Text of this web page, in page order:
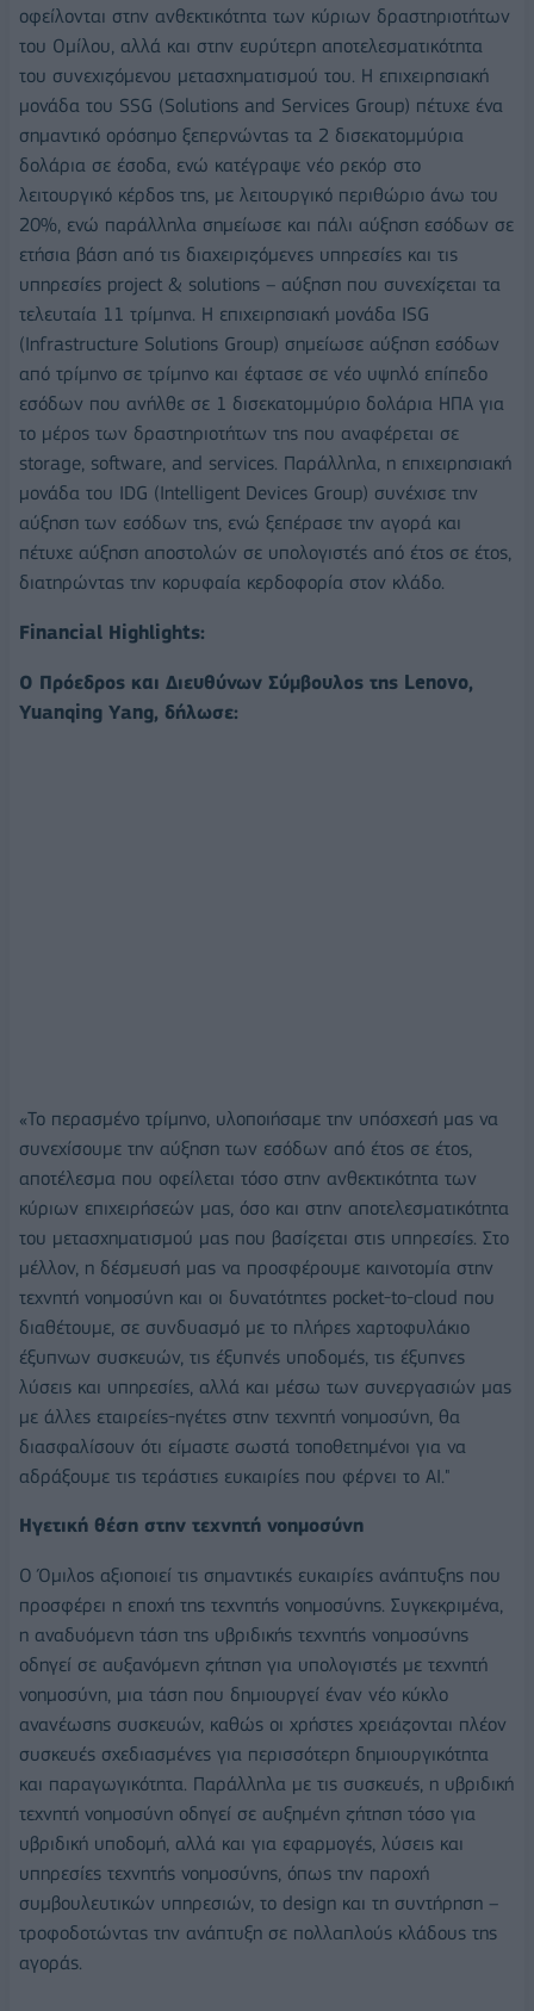
οφείλονται στην ανθεκτικότητα των κύριων δραστηριοτήτων
του Ομίλου, αλλά και στην ευρύτερη αποτελεσματικότητα
του συνεχιζόμενου μετασχηματισμού του. Η επιχειρησιακή
μονάδα του SSG (Solutions and Services Group) πέτυχε ένα
σημαντικό ορόσημο ξεπερνώντας τα 2 δισεκατομμύρια
δολάρια σε έσοδα, ενώ κατέγραψε νέο ρεκόρ στο
λειτουργικό κέρδος της, με λειτουργικό περιθώριο άνω του
20%, ενώ παράλληλα σημείωσε και πάλι αύξηση εσόδων σε
ετήσια βάση από τις διαχειριζόμενες υπηρεσίες και τις
υπηρεσίες project & solutions – αύξηση που συνεχίζεται τα
τελευταία 11 τρίμηνα. Η επιχειρησιακή μονάδα ISG
(Infrastructure Solutions Group) σημείωσε αύξηση εσόδων
από τρίμηνο σε τρίμηνο και έφτασε σε νέο υψηλό επίπεδο
εσόδων που ανήλθε σε 1 δισεκατομμύριο δολάρια ΗΠΑ για
το μέρος των δραστηριοτήτων της που αναφέρεται σε
storage, software, and services. Παράλληλα, η επιχειρησιακή
μονάδα του IDG (Intelligent Devices Group) συνέχισε την
αύξηση των εσόδων της, ενώ ξεπέρασε την αγορά και
πέτυχε αύξηση αποστολών σε υπολογιστές από έτος σε έτος,
διατηρώντας την κορυφαία κερδοφορία στον κλάδο.
Financial Highlights:
Ο Πρόεδρος και Διευθύνων Σύμβουλος της Lenovo,
Yuanqing Yang, δήλωσε:
«Το περασμένο τρίμηνο, υλοποιήσαμε την υπόσχεσή μας να
συνεχίσουμε την αύξηση των εσόδων από έτος σε έτος,
αποτέλεσμα που οφείλεται τόσο στην ανθεκτικότητα των
κύριων επιχειρήσεών μας, όσο και στην αποτελεσματικότητα
του μετασχηματισμού μας που βασίζεται στις υπηρεσίες. Στο
μέλλον, η δέσμευσή μας να προσφέρουμε καινοτομία στην
τεχνητή νοημοσύνη και οι δυνατότητες pocket-to-cloud που
διαθέτουμε, σε συνδυασμό με το πλήρες χαρτοφυλάκιο
έξυπνων συσκευών, τις έξυπνές υποδομές, τις έξυπνες
λύσεις και υπηρεσίες, αλλά και μέσω των συνεργασιών μας
με άλλες εταιρείες-ηγέτες στην τεχνητή νοημοσύνη, θα
διασφαλίσουν ότι είμαστε σωστά τοποθετημένοι για να
αδράξουμε τις τεράστιες ευκαιρίες που φέρνει το AI."
Ηγετική θέση στην τεχνητή νοημοσύνη
Ο Όμιλος αξιοποιεί τις σημαντικές ευκαιρίες ανάπτυξης που
προσφέρει η εποχή της τεχνητής νοημοσύνης. Συγκεκριμένα,
η αναδυόμενη τάση της υβριδικής τεχνητής νοημοσύνης
οδηγεί σε αυξανόμενη ζήτηση για υπολογιστές με τεχνητή
νοημοσύνη, μια τάση που δημιουργεί έναν νέο κύκλο
ανανέωσης συσκευών, καθώς οι χρήστες χρειάζονται πλέον
συσκευές σχεδιασμένες για περισσότερη δημιουργικότητα
και παραγωγικότητα. Παράλληλα με τις συσκευές, η υβριδική
τεχνητή νοημοσύνη οδηγεί σε αυξημένη ζήτηση τόσο για
υβριδική υποδομή, αλλά και για εφαρμογές, λύσεις και
υπηρεσίες τεχνητής νοημοσύνης, όπως την παροχή
συμβουλευτικών υπηρεσιών, το design και τη συντήρηση –
τροφοδοτώντας την ανάπτυξη σε πολλαπλούς κλάδους της
αγοράς.